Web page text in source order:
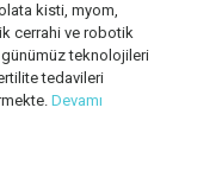
kisti, myom,
cerrahi ve robotik
teknolojileri
tedavileri
Devamı